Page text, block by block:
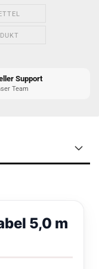
Support
Team
5,0 m